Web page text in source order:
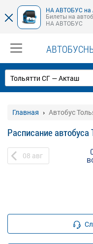
НА АВТОБУС на
Билеты на
НА АВТОБУС
Главная Автобус
Расписание
08 авг